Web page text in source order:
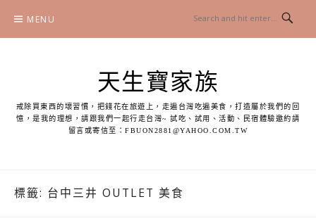
content
MENU
天生寶家族
戒除買東西的壞習慣，把錢花在旅遊上，走遍台灣吃遍美食，打造屬於我們的回
憶，是我的理想，請跟我們一起行走台灣~ 試吃、試用、活動、民宿體驗邀約請
留言或寄信至：FBUON2881@YAHOO.COM.TW
標籤: 台中三井 OUTLET 美食